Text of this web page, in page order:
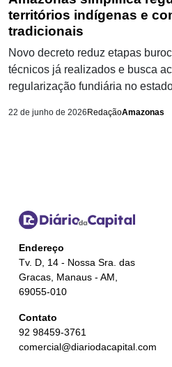
territórios indígenas e
tradicionais
Novo decreto reduz etapas
técnicos já realizados e busca
regularização fundiária no
22 de junho de 2026 RedaçãoAmazonas
Endereço
Tv. D, 14 - Nossa Sra. das
Gracas, Manaus - AM,
69055-010
Contato
92 98459-3761
comercial@diariodacapital.com